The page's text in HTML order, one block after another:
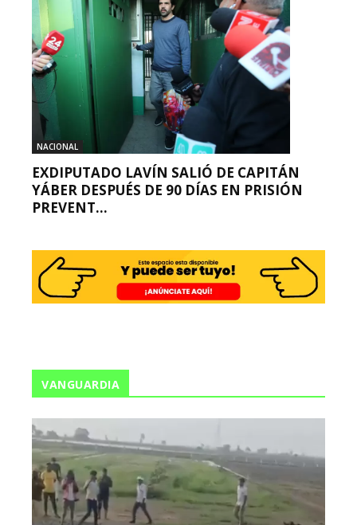
NACIONAL
EXDIPUTADO LAVÍN SALIÓ DE CAPITÁN
YÁBER DESPUÉS DE 90 DÍAS EN PRISIÓN
PREVENT...
VANGUARDIA